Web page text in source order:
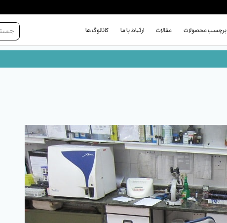
برچسب محصولات مقالات ارتباط با ما کاتالوگ ها